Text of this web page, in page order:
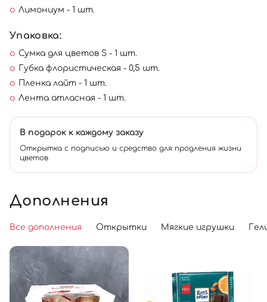
Лимониум - 1 шт.
Упаковка:
Сумка для цветов S - 1 шт.
Губка флористическая - 0,5 шт.
Пленка лайт - 1 шт.
Лента атласная - 1 шт.
В подарок к каждому заказу
Открытка с подписью и средство для продления жизни
цветов
Дополнения
Все дополнения Открытки Мягкие игрушки